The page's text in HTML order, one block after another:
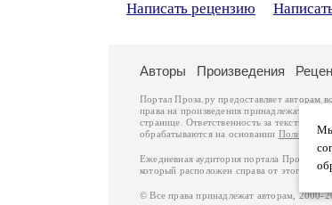
Написать рецензию
Мы
Авторы Произведения
Портал Проза.ру предоставляет авторам
права на произведения принадлежат
странице. Ответственность за тексты
обрабатываются на основании Политики
Ежедневная аудитория портала Проза.ру
который расположен справа от этого
© Все права принадлежат авторам,